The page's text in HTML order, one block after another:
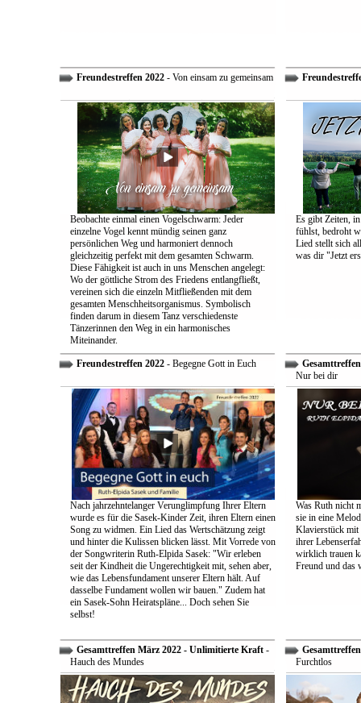
Freundestreffen 2022- Von einsam zu gemeinsam
Beobachte einmal einen Vogelschwarm: Jeder
einzelne Vogel kennt mündig seinen ganz
persönlichen Weg und harmoniert dennoch
gleichzeitig perfekt mit dem gesamten Schwarm.
Diese Fähigkeit ist auch in uns Menschen angelegt:
Wo der göttliche Strom des Friedens entlangfließt,
vereinen sich die einzeln Mitfließenden mit dem
gesamten Menschheitsorganismus. Symbolisch
finden darum in diesem Tanz verschiedenste
Tänzerinnen den Weg in ein harmonisches
Miteinander.
Es gibt Zeiten,
fühlst, bedroht
Lied stellt sich
was dir "Jetzt
Freundestreffen 2022- Begegne Gott in Euch
Nach jahrzehntelanger Verunglimpfung Ihrer Eltern
wurde es für die Sasek-Kinder Zeit, ihren Eltern einen
Song zu widmen. Ein Lied das Wertschätzung zeigt
und hinter die Kulissen blicken lässt. Mit Vorrede von
der Songwriterin Ruth-Elpida Sasek: "Wir erleben
seit der Kindheit die Ungerechtigkeit mit, sehen aber,
wie das Lebensfundament unserer Eltern hält. Auf
dasselbe Fundament wollen wir bauen." Zudem hat
ein Sasek-Sohn Heiratspläne... Doch sehen Sie
selbst!
Nur bei dir
Was Ruth nicht
sie in eine
Klavierstück mit
ihrer
wirklich trauen
Freund und das
Gesamttreffen März 2022 - Unlimitierte Kraft -
Hauch des Mundes
Furchtlos